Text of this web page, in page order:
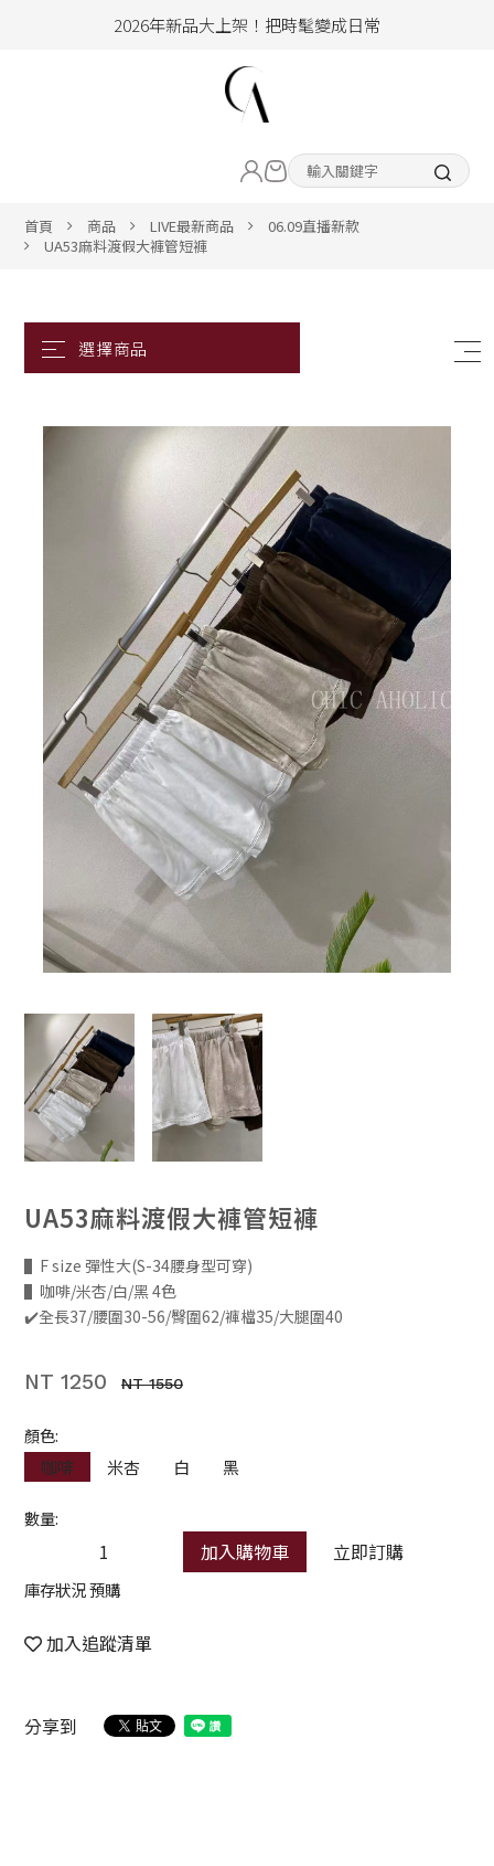
2026年新品大上架！把時髦變成日常
hello !! Happy to 2026
2026年新品大上架！把時髦變成日常
ALL ITEM
CA made
首頁 商品 LIVE最新商品
06.09直播新款
UA53麻料渡假大褲管短褲
UA53麻料渡假大褲管短褲
▌F size 彈性大(S-34腰身型可穿)
▌咖啡/米杏/白/黑 4色
✔️全長37/腰圍30-56/臀圍62/褲檔35/大腿圍40
NT 1250 NT 1550
顏色:
咖啡
米杏 白 黑
數量:
加入購物車 立即訂購
庫存狀況 預購
加入追蹤清單
分享到